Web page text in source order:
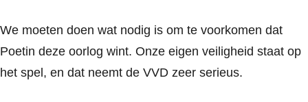
We moeten doen wat nodig is om te voorkomen dat
Poetin deze oorlog wint. Onze eigen veiligheid staat op
het spel, en dat neemt de VVD zeer serieus.